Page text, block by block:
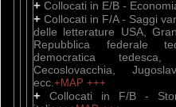
+ Collocati in E/B -
+ Collocati in F/A - Saggi
delle letterature USA,
Repubblica federale
democratica
Cecoslovacchia,
ecc. +MAP +++
+ Collocati in F/B -